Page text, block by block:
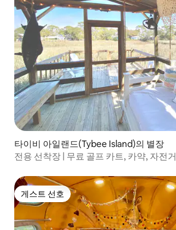
타이비 아일랜드(Tybee Island)의 별장
전용 선착장 | 무료 골프 카트, 카약, 자전거
게스트 선호
게스트 선호